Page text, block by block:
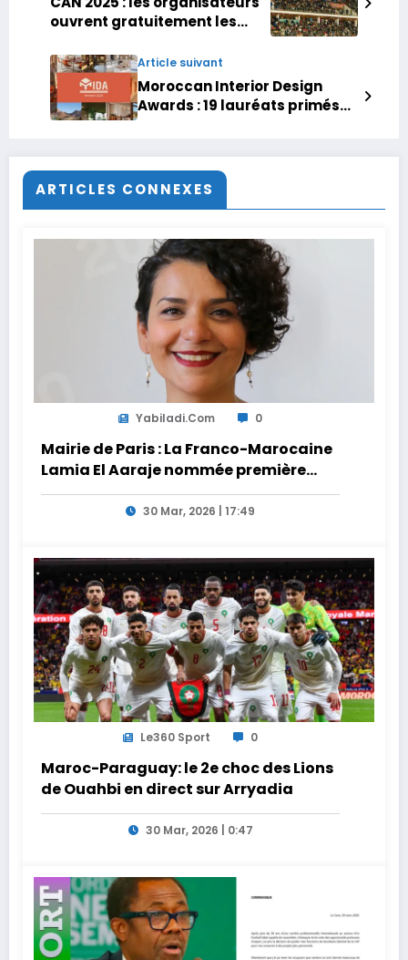
ouvrent gratuitement les
supporters pour remplir un
stade
Article suivant
Moroccan Interior Design
Awards : 19 lauréats primés
ARTICLES CONNEXES
Yabiladi.com 0
Mairie de Paris : La Franco-Marocaine
Lamia El Aaraje nommée première
adjointe
30 Mar, 2026 | 17:49
Le360 Sport 0
Maroc-Paraguay: le 2e choc des Lions
de Ouahbi en direct sur Arryadia
30 Mar, 2026 | 0:47